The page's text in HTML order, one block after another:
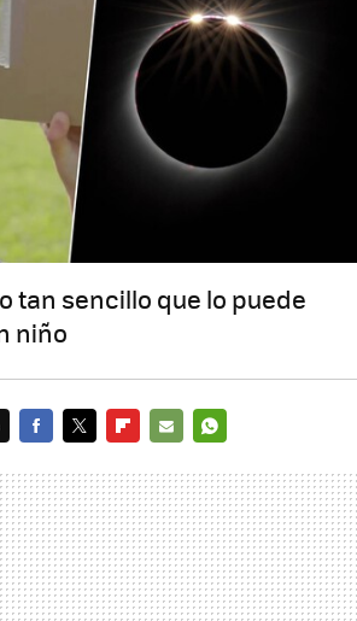
tan sencillo que lo puede
niño
MAIL